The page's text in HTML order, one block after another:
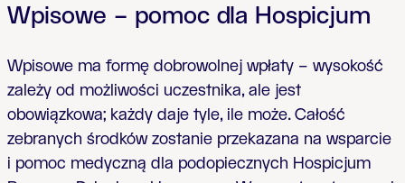
Wpisowe – pomoc dla Hospicjum
Wpisowe ma formę dobrowolnej wpłaty – wysokość
zależy od możliwości uczestnika, ale jest
obowiązkowa; każdy daje tyle, ile może. Całość
zebranych środków zostanie przekazana na wsparcie
i pomoc medyczną dla podopiecznych Hospicjum